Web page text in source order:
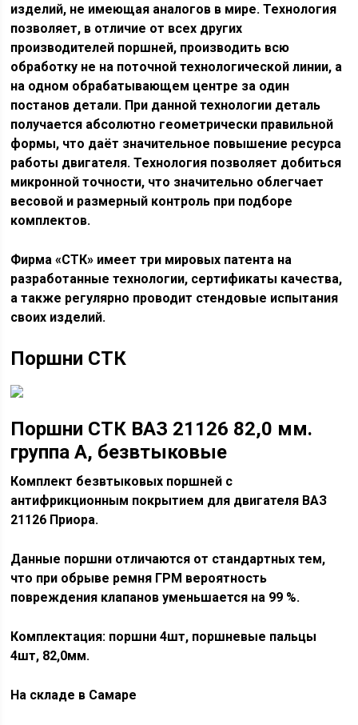
изделий, не имеющая аналогов в мире. Технология
позволяет, в отличие от всех других
производителей поршней, производить всю
обработку не на поточной технологической линии, а
на одном обрабатывающем центре за один
постанов детали. При данной технологии деталь
получается абсолютно геометрически правильной
формы, что даёт значительное повышение ресурса
работы двигателя. Технология позволяет добиться
микронной точности, что значительно облегчает
весовой и размерный контроль при подборе
комплектов.
Фирма«СТК» имеет три мировых патента на
разработанные технологии, сертификаты качества,
а также регулярно проводит стендовые испытания
своих изделий.
Поршни СТК
Поршни СТК ВАЗ 21126 82,0 мм.
группа А, безвтыковые
Комплект безвтыковых поршней с
антифрикционным покрытием для двигателя ВАЗ
21126 Приора.
Данные поршни отличаются от стандартных тем,
что при обрыве ремня ГРМ вероятность
повреждения клапанов уменьшается на 99 %.
Комплектация: поршни 4шт, поршневые пальцы
4шт, 82,0мм.
На складе в Самаре